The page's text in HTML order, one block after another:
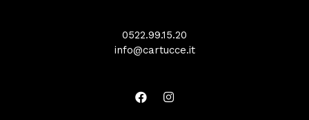
0522.99.15.20
info@cartucce.it